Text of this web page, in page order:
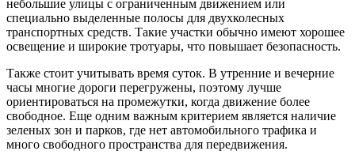
небольшие улицы с ограниченным движением или
специально выделенные полосы для двухколесных
транспортных средств. Такие участки обычно имеют хорошее
освещение и широкие тротуары, что повышает безопасность.
Также стоит учитывать время суток. В утренние и вечерние
часы многие дороги перегружены, поэтому лучше
ориентироваться на промежутки, когда движение более
свободное. Еще одним важным критерием является наличие
зеленых зон и парков, где нет автомобильного трафика и
много свободного пространства для передвижения.